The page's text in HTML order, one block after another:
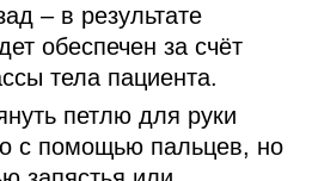
– в результате
обеспечен за счёт
тела пациента.
петлю для руки
с помощью пальцев, но